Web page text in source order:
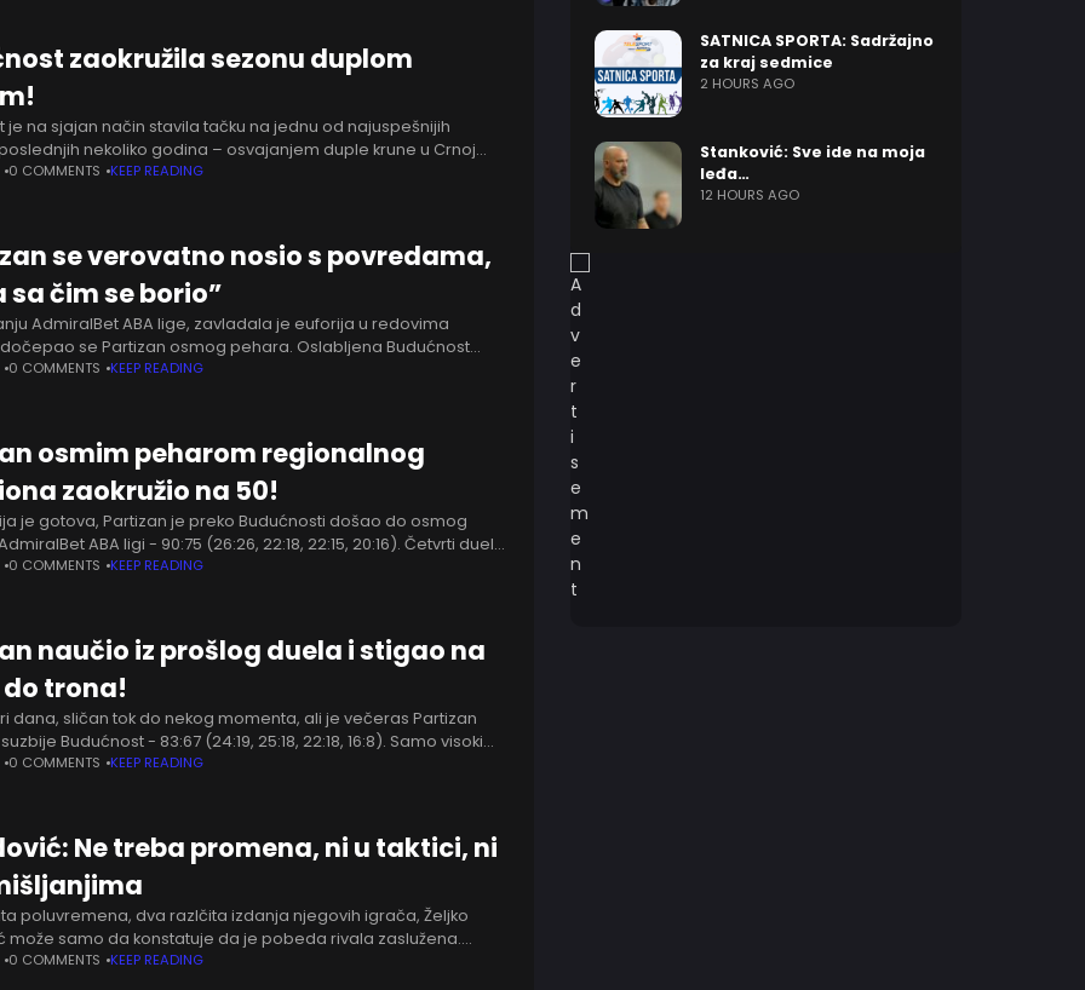
zaokružila sezonu duplom
je na sjajan način stavila tačku na jednu od najuspešnijih
nekoliko godina – osvajanjem duple krune u Crnoj
Andreja Žakelja slavila je u finalu
0 COMMENTS KEEP READING
se verovatno nosio s povredama,
sa čim se borio”
AdmiralBet ABA lige, zavladala je euforija u redovima
se Partizan osmog pehara. Oslabljena Budućnost
boljem, podvlači Rašid Sulamon u intervju za Meridian Sport da
0 COMMENTS KEEP READING
osmim peharom regionalnog
zaokružio na 50!
je gotova, Partizan je preko Budućnosti došao do osmog
ABA ligi - 90:75 (26:26, 22:18, 22:15, 20:16). Četvrti duel
polaganjem, Karlik Džons
0 COMMENTS KEEP READING
naučio iz prošlog duela i stigao na
trona!
dana, sličan tok do nekog momenta, ali je večeras Partizan
Budućnost - 83:67 (24:19, 25:18, 22:18, 16:8). Samo visoki
upisali
0 COMMENTS KEEP READING
Ne treba promena, ni u taktici, ni
poluvremena, dva razlčita izdanja njegovih igrača, Željko
može samo da konstatuje da je pobeda rivala zaslužena.
u drugo poluvreme ušao sa dvocifrenom prednošću, završio
0 COMMENTS KEEP READING
SATNICA SPORTA: Sadržajno
za kraj sedmice
2 HOURS AGO
Stanković: Sve ide na moja
leđa…
12 HOURS AGO